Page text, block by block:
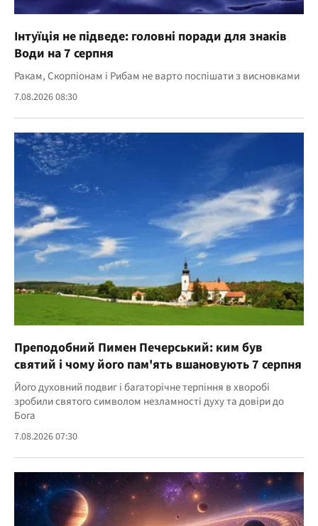
Інтуїція не підведе: головні поради для знаків
Води на 7 серпня
Ракам, Скорпіонам і Рибам не варто поспішати з висновками
7.08.2026 08:30
Преподобний Пимен Печерський: ким був
святий і чому його пам'ять вшановують 7 серпня
Його духовний подвиг і багаторічне терпіння в хворобі
зробили святого символом незламності духу та довіри до
Бога
7.08.2026 07:30